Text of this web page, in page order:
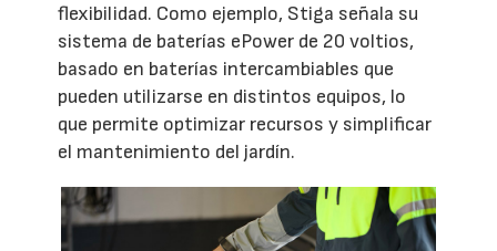
flexibilidad. Como ejemplo, Stiga señala su
sistema de baterías ePower de 20 voltios,
basado en baterías intercambiables que
pueden utilizarse en distintos equipos, lo
que permite optimizar recursos y simplificar
el mantenimiento del jardín.